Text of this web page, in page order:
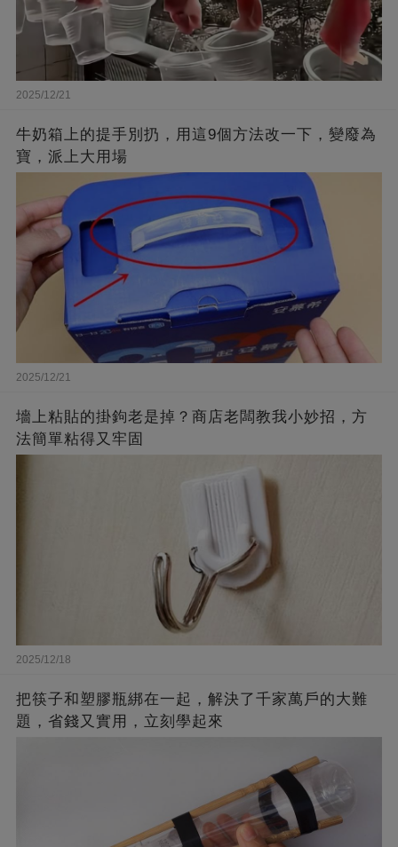
2025/12/21
牛奶箱上的提手別扔，用這9個方法改一下，變廢為
寶，派上大用場
2025/12/21
墻上粘貼的掛鉤老是掉？商店老闆教我小妙招，方
法簡單粘得又牢固
2025/12/18
把筷子和塑膠瓶綁在一起，解決了千家萬戶的大難
題，省錢又實用，立刻學起來